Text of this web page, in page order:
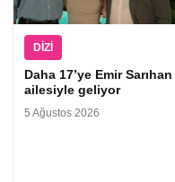
DIZI
Daha 17’ye Emir Sarıhan
ailesiyle geliyor
5 Ağustos 2026